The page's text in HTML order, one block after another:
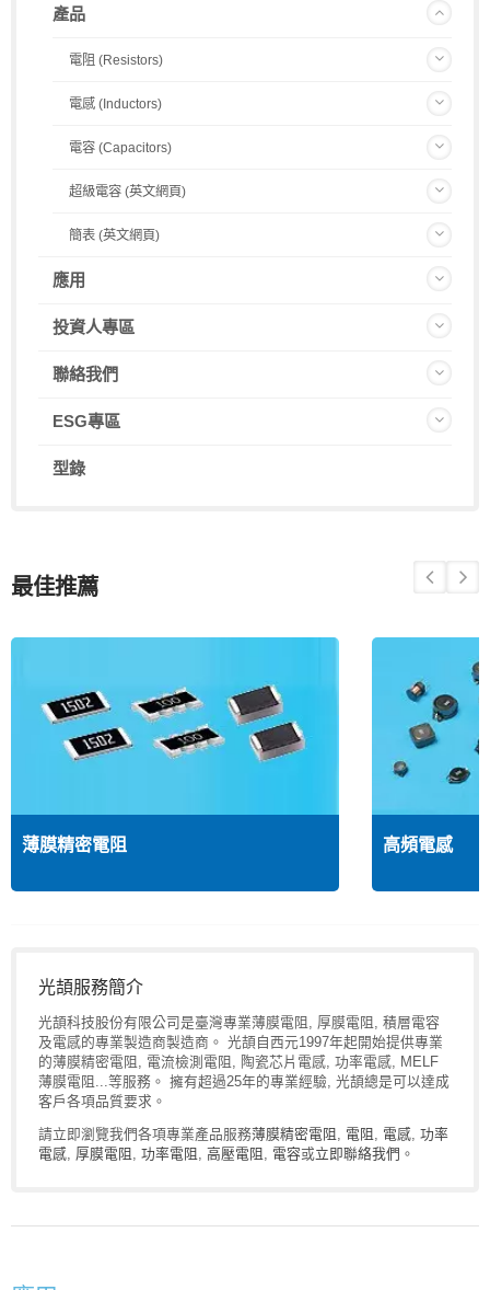
產品
電阻 (Resistors)
電感 (Inductors)
電容 (Capacitors)
超級電容 (英文網頁)
簡表 (英文網頁)
應用
投資人專區
聯絡我們
ESG專區
型錄
最佳推薦
薄膜精密電阻 高頻電感
光頡服務簡介
光頡科技股份有限公司是臺灣專業薄膜電阻, 厚膜電阻, 積層電容
及電感的專業製造商製造商。 光頡自西元1997年起開始提供專業
的薄膜精密電阻, 電流檢測電阻, 陶瓷芯片電感, 功率電感, MELF
薄膜電阻...等服務。 擁有超過25年的專業經驗, 光頡總是可以達成
客戶各項品質要求。
請立即瀏覽我們各項專業產品服務薄膜精密電阻 電阻 電感 功率
電感 厚膜電阻 功率電阻 高壓電阻 電容或立即聯絡我們 。